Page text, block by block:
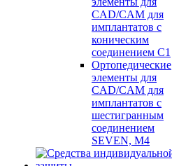
CAD/CAM для
имплантатов с
коническим
соединением С1
Ортопедические
элементы для
CAD/CAM для
имплантатов с
шестигранным
соединением
SEVEN, М4